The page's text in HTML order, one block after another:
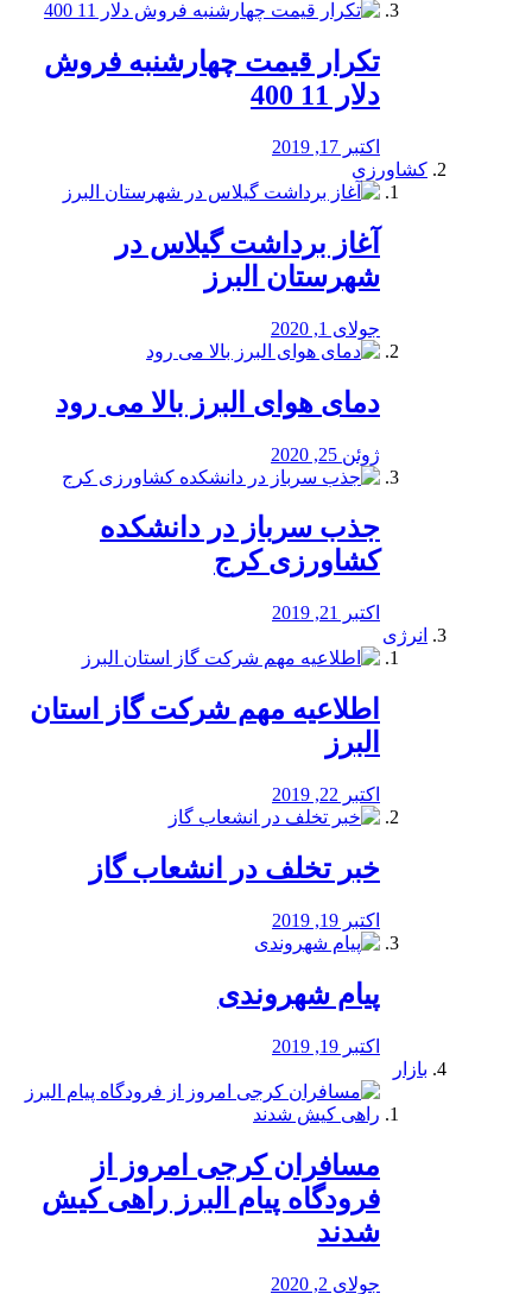
تکرار قیمت چهارشنبه فروش
دلار 11 400
اکتبر 17, 2019
کشاورزی
آغاز برداشت گیلاس در
شهرستان البرز
جولای 1, 2020
دمای هوای البرز بالا می رود
ژوئن 25, 2020
جذب سرباز در دانشکده
کشاورزی کرج
اکتبر 21, 2019
انرژی
️اطلاعیه مهم شرکت گاز استان
البرز
اکتبر 22, 2019
خبر تخلف در انشعاب گاز
اکتبر 19, 2019
پیام شهروندی
اکتبر 19, 2019
بازار
مسافران کرجی امروز از
فرودگاه پیام البرز راهی کیش
شدند
جولای 2, 2020